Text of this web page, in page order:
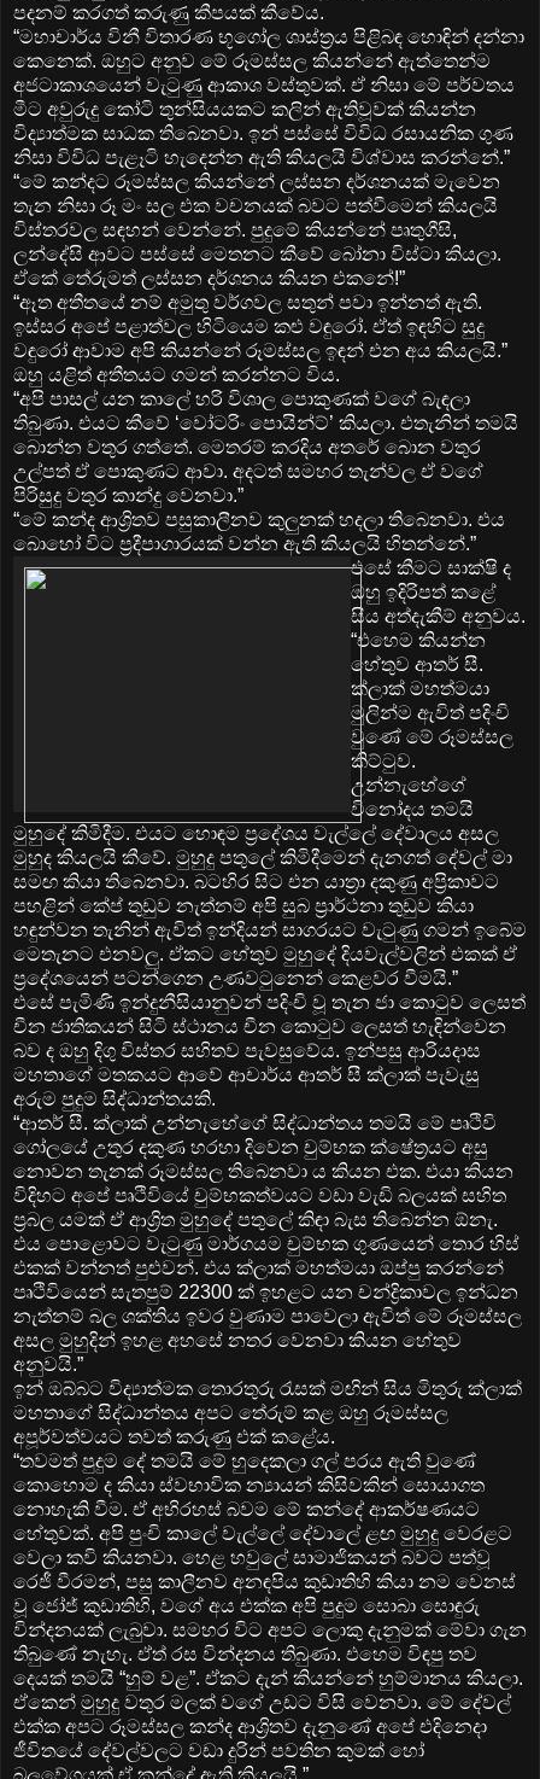
පදනම් කරගත් කරුණු කීපයක් කීවේය.
“මහාචාර්ය විනී විතාරණ භූගෝල ශාස්ත්‍රය පිළිබඳ හොඳින් දන්නා
කෙනෙක්. ඔහුට අනුව මේ රූමස්සල කියන්නේ ඇත්තෙන්ම
අජටාකාශයෙන් වැටුණු ආකාශ වස්තුවක්. ඒ නිසා මේ පර්වතය
මීට අවුරුදු කෝටි තුන්සියයකට කලින් ඇතිවූවක් කියන්න
විද්‍යාත්මක සාධක තිබෙනවා. ඉන් පස්සේ විවිධ රසායනික ගුණ
නිසා විවිධ පැළෑටි හැදෙන්න ඇති කියලයි විශ්වාස කරන්නේ.”
“මේ කන්දට රූමස්සල කියන්නේ ලස්සන දර්ශනයක් මැවෙන
තැන නිසා රූ මං සල එක වචනයක් බවට පත්වීමෙන් කියලයි
විස්තරවල සඳහන් වෙන්නේ. පුදුමේ කියන්නේ පෘතුගීසි,
ලන්දේසි ආවට පස්සේ මෙතනට කීවේ බෝනා විස්ටා කියලා.
ඒකේ තේරුමත් ලස්සන දර්ශනය කියන එකනේ!”
“ඈත අතීතයේ නම් අමුතු වර්ගවල සතුන් පවා ඉන්නත් ඇති.
ඉස්සර අපේ පළාත්වල හිටියෙම කළු වඳුරෝ. ඒත් ඉඳහිට සුදු
වඳුරෝ ආවාම අපි කියන්නේ රූමස්සල ඉඳන් එන අය කියලයි.”
ඔහු යළිත් අතීතයට ගමන් කරන්නට විය.
“අපි පාසල් යන කාලේ හරි විශාල පොකුණක් ‍වගේ බැඳලා
තිබුණා. එයට කීවේ ‘වෝටරිං පොයින්ට්’ කියලා. එතැනින් තමයි
බොන්න වතුර ගත්තේ. මෙතරම් කරදිය අතරේ බොන වතුර
උල්පත් ඒ පොකුණට ආවා. අදටත් සමහර තැන්වල ඒ වගේ
පිරිසුදු වතුර කාන්දු වෙනවා.”
“මේ කන්ද ආශ්‍රිතව පසුකාලීනව කුලුනක් හදලා තිබෙනවා. එය
බොහෝ විට ප්‍රදීපාගාරයක් වන්න ඇති කියලයි හිතන්නේ.”
එසේ කීමට සාක්ෂි ද
ඔහු ඉදිරිපත් කළේ
සිය අත්දැකීම් අනුවය.
“එහෙම කියන්න
හේතුව ආතර් සී.
ක්ලාක් මහත්මයා
මුලින්ම ඇවිත් පදිංචි
වුණේ මේ රූමස්සල
කිට්ටුව.
උන්නැහේගේ
විනෝදය තමයි
මුහුදේ කිමිදීම. එයට හොඳම ප්‍රදේශය වැල්ලේ දේවාලය අසල
මුහුද කියලයි කීවේ. මුහුදු පතුලේ කිමිදීමෙන් දැනගත් දේවල් මා
සමඟ කියා තිබෙනවා. බටහිර සිට එන යාත්‍රා දකුණු අප්‍රිකාවට
පහළින් කේප් තුඩුව නැත්නම් අපි සුබ ප්‍රාර්ථනා තුඩුව කියා
හඳුන්වන තැනින් ඇවිත් ඉන්දියන් සාගරයට වැටුණු ගමන් ඉබේම
මෙතැනට එනවලු. ඒකට හේතුව මුහුදේ දියවැල්වලින් එකක් ඒ
ප්‍රදේශයෙන් පටන්ගෙන උණවටුනෙන් කෙළවර වීමයි.”
එසේ පැමිණි ඉන්දුනීසියානුවන් පදිංචි වූ තැන ජා කොටුව ලෙසත්
චීන ජාතිකයන් සිටි ස්ථානය චීන කොටුව ලෙසත් හැඳින්වෙන
බව ද ඔහු දිගු විස්තර සහිතව පැවසුවේය. ඉන්පසු ආරියදාස
මහතාගේ මතකයට ආවේ ආචාර්ය ආතර් සී ක්ලාක් පැවැසු
අරුම පුදුම සිද්ධාන්තයකි.
“ආතර් සී. ක්ලාක් උන්නැහේගේ සිද්ධාන්තය තමයි මේ පෘථිවි
ගෝලයේ උතුර දකුණ හරහා දිවෙන චුම්භක ක්ෂේත්‍රයට අසු
නොවන තැනක් රූමස්සල තිබෙනවා ය කියන එක. එයා කියන
විදිහට අපේ පෘථිවියේ චුම්භකත්වයට වඩා වැඩි බලයක් සහිත
ප්‍රබල යමක් ඒ ආශ්‍රිත මුහුදේ පතුලේ කිඳා බැස තිබෙන්න ඕනැ.
එය පොළොවට වැටුණු මාර්ගයම චුම්භක ගුණයෙන් තොර හිස්
එකක් වන්නත් පුළුවන්. එය ක්ලාක් මහත්මයා ඔප්පු කරන්නේ
පෘථිවියෙන් සැතපුම් 22300 ක් ඉහළට යන චන්ද්‍රිකාවල ඉන්ධන
නැත්නම් බල ශක්තිය ඉවර වුණාම පාවෙලා ඇවිත් මේ රූමස්සල
අසල මුහුදින් ඉහළ අහසේ නතර වෙනවා කියන හේතුව
අනුවයි.”
ඉන් ඔබ්බට විද්‍යාත්මක තොරතුරු රැසක් මඟින් සිය මිතුරු ක්ලාක්
මහතාගේ සිද්ධාන්තය අපට තේරුම් කළ ඔහු රූමස්සල
අපූර්වත්වයට තවත් කරුණු එක් කළේය.
“තවමත් පුදුම දේ තමයි මේ හුදෙකලා ගල් පරය ඇති වුණේ
කොහොම ද කියා ස්වභාවික න්‍යායන් කිසිවකින් සොයාගත
නොහැකි වීම. ඒ අභිරහස් බවම මේ කන්දේ ආකර්ෂණයට
හේතුවක්. අපි පුංචි කාලේ වැල්ලේ දේවාලේ ළඟ මුහුදු වෙරළට
වෙලා කවි කියනවා. හෙළ හවුලේ සාමාජිකයන් බවට පත්වූ
රෙජී වීරමන්, පසු කාලීනව අනඳපිය කුඩාතිහි කියා නම වෙනස්
වූ ජෝජ් කුඩාතිහි, වගේ අය එක්ක අපි පුදුම සොබා සොඳුරු
වින්දනයක් ලැබුවා. සමහර විට අපට ලොකු දැනුමක් මේවා ගැන
තිබුණේ නැහැ. ඒත් රස වින්දනය තිබුණා. එහෙම විඳපු තව
දෙයක් තමයි “හුම් වළ”. ඒකට දැන් කියන්නේ හුම්මානය කියලා.
ඒකෙන් මුහුදු වතුර මලක් වගේ උඩට විසි වෙනවා. මේ දේවල්
එක්ක අපට රූමස්සල කන්ද ආශ්‍රිතව දැනුණේ අපේ එදිනෙදා
ජීවිතයේ දේවල්වලට වඩා දුරින් පවතින කුමක් හෝ
බලවේගයක් ඒ කන්දේ ඇති කියලයි.”